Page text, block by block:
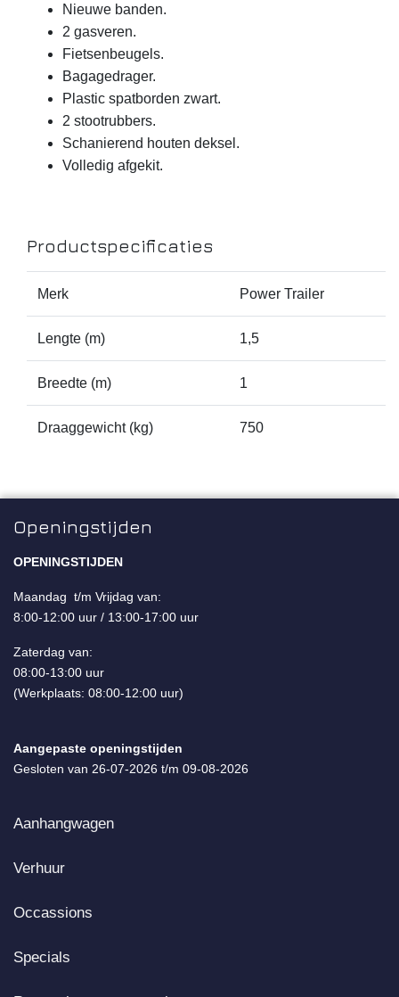
Nieuwe banden.
2 gasveren.
Fietsenbeugels.
Bagagedrager.
Plastic spatborden zwart.
2 stootrubbers.
Schanierend houten deksel.
Volledig afgekit.
Productspecificaties
Merk Power Trailer
Lengte (m) 1,5
Breedte (m) 1
Draaggewicht (kg) 750
Openingstijden
OPENINGSTIJDEN
Maandag t/m Vrijdag van:
8:00-12:00 uur / 13:00-17:00 uur
Zaterdag van:
08:00-13:00 uur
(Werkplaats: 08:00-12:00 uur)
Aangepaste openingstijden
Gesloten van 26-07-2026 t/m 09-08-2026
Aanhangwagen
Verhuur
Occassions
Specials